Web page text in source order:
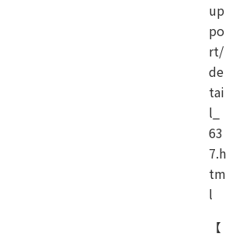
up
po
rt/
de
tai
l_
63
7.h
tm
l
【